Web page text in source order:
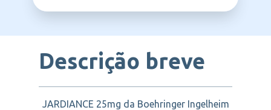
Descrição breve
JARDIANCE 25mg da Boehringer Ingelheim